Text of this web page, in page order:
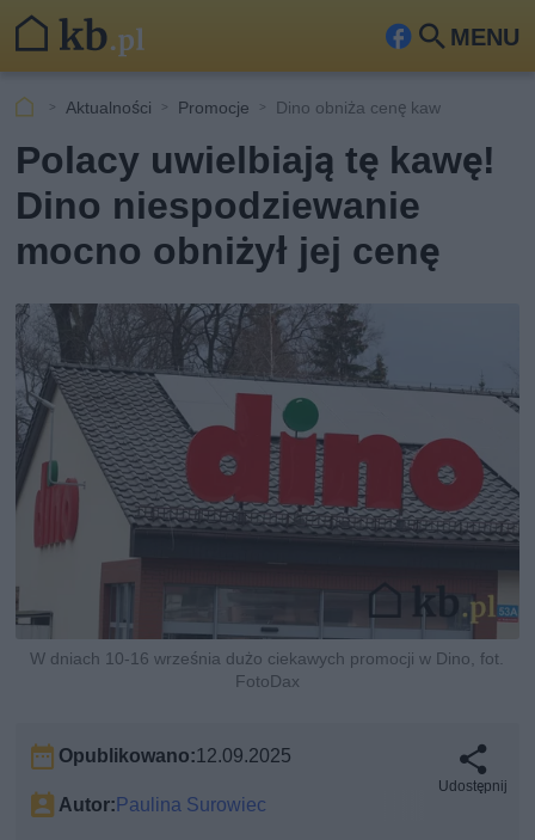
MENU
Fa
ook
Szu
Aktualności Promocje Dino obniża cenę kaw
Polacy uwielbiają tę kawę!
Dino niespodziewanie
mocno obniżył jej cenę
W dniach 10-16 września dużo ciekawych promocji w Dino, fot.
FotoDax
Opublikowano:12.09.2025
Autor:Paulina Surowiec
Udostępnij